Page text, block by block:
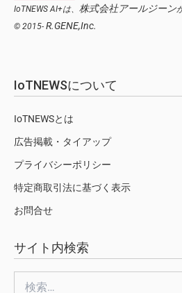
IoTNEWS AI+は、 株式会社アールジーン
© 2015- R.GENE,Inc.
IoTNEWSについて
IoTNEWSとは
広告掲載・タイアップ
プライバシーポリシー
特定商取引法に基づく表示
お問合せ
サイト内検索